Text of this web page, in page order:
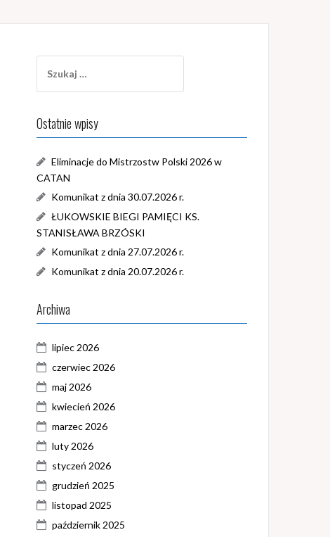
Ostatnie wpisy
Eliminacje do Mistrzostw Polski 2026 w
CATAN
Komunikat z dnia 30.07.2026 r.
ŁUKOWSKIE BIEGI PAMIĘCI KS.
STANISŁAWA BRZÓSKI
Komunikat z dnia 27.07.2026 r.
Komunikat z dnia 20.07.2026 r.
Archiwa
lipiec 2026
czerwiec 2026
maj 2026
kwiecień 2026
marzec 2026
luty 2026
styczeń 2026
grudzień 2025
listopad 2025
październik 2025